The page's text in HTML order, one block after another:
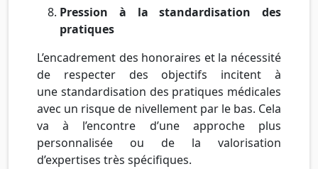
Pression à la standardisation des
pratiques
L’encadrement des honoraires et la nécessité
de respecter des objectifs incitent à
une standardisation des pratiques médicales
avec un risque de nivellement par le bas. Cela
va à l’encontre d’une approche plus
personnalisée ou de la valorisation
d’expertises très spécifiques.